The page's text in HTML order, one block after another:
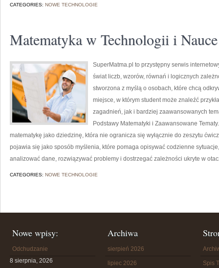
CATEGORIES: NOWE TECHNOLOGIE
Matematyka w Technologii i Nauce
SuperMatma.pl to przystępny serwis
świat liczb, wzorów, równań i logicznych
stworzona z myślą o osobach, które chcą
miejsce, w którym student może znaleźć
zagadnień, jak i bardziej zaawansowanych
Podstawy Matematyki i Zaawansowane
matematykę jako dziedzinę, która nie ogranicza się wyłącznie do zeszytu
pojawia się jako sposób myślenia, które pomaga opisywać codzienne
analizować dane, rozwiązywać problemy i dostrzegać zależności ukryte w
CATEGORIES: NOWE TECHNOLOGIE
Nowe wpisy:
Odchudzanie
8 sierpnia, 2026
Archiwa
sierpień 2026
lipiec 2026 Spis